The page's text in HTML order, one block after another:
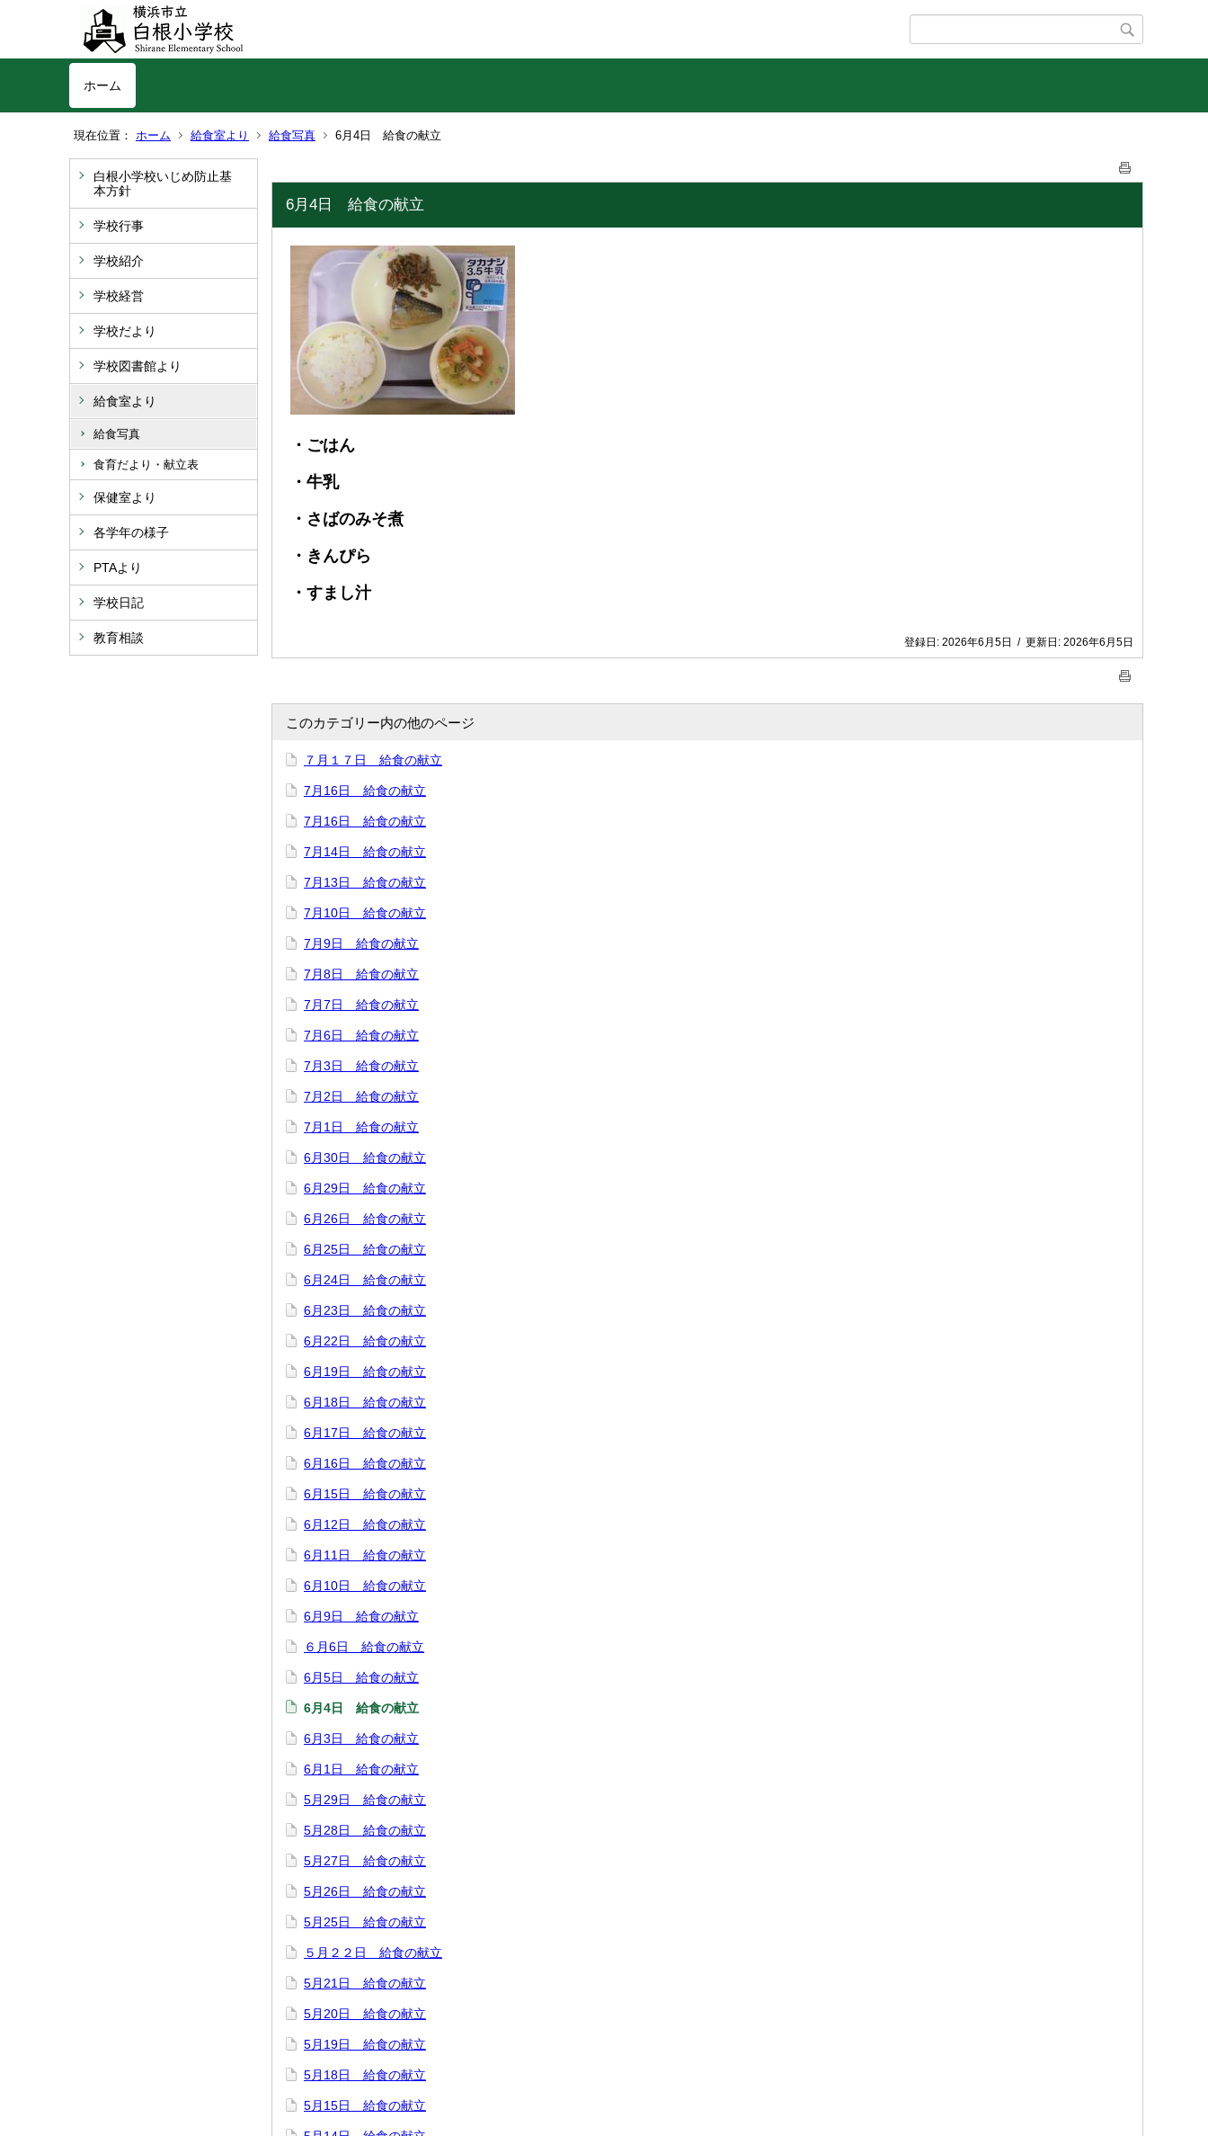
ホーム
現在位置： ホーム 給食室より 給食写真 6月4日 給食の献立
白根小学校いじめ防止基
本方針
学校行事
学校紹介
学校経営
学校だより
学校図書館より
給食室より
給食写真
食育だより・献立表
保健室より
各学年の様子
PTAより
学校日記
教育相談
6月4日 給食の献立
・ごはん
・牛乳
・さばのみそ煮
・きんぴら
・すまし汁
登録日: 2026年6月5日 / 更新日: 2026年6月5日
このカテゴリー内の他のページ
７月１７日 給食の献立
7月16日 給食の献立
7月16日 給食の献立
7月14日 給食の献立
7月13日 給食の献立
7月10日 給食の献立
7月9日 給食の献立
7月8日 給食の献立
7月7日 給食の献立
7月6日 給食の献立
7月3日 給食の献立
7月2日 給食の献立
7月1日 給食の献立
6月30日 給食の献立
6月29日 給食の献立
6月26日 給食の献立
6月25日 給食の献立
6月24日 給食の献立
6月23日 給食の献立
6月22日 給食の献立
6月19日 給食の献立
6月18日 給食の献立
6月17日 給食の献立
6月16日 給食の献立
6月15日 給食の献立
6月12日 給食の献立
6月11日 給食の献立
6月10日 給食の献立
6月9日 給食の献立
６月6日 給食の献立
6月5日 給食の献立
6月4日 給食の献立
6月3日 給食の献立
6月1日 給食の献立
5月29日 給食の献立
5月28日 給食の献立
5月27日 給食の献立
5月26日 給食の献立
5月25日 給食の献立
５月２２日 給食の献立
5月21日 給食の献立
5月20日 給食の献立
5月19日 給食の献立
5月18日 給食の献立
5月15日 給食の献立